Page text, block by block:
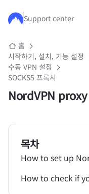
주요 콘텐츠로 건너뛰기
Support center
홈
시작하기, 설치, 기능 설정
수동 VPN 설정
SOCKS5 프록시
NordVPN
목차
How to set up
How to check if